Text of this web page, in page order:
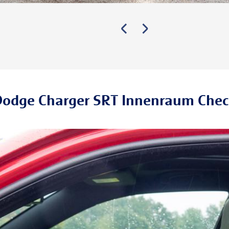
Charger SRT Innenraum